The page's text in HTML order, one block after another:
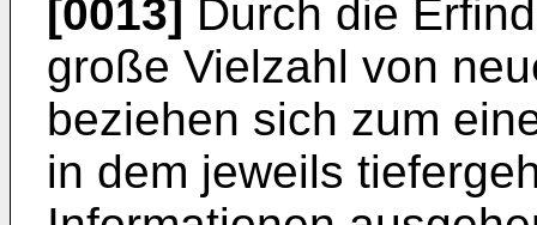
[0013] Durch die
große Vielzahl von
beziehen sich zum
in dem jeweils